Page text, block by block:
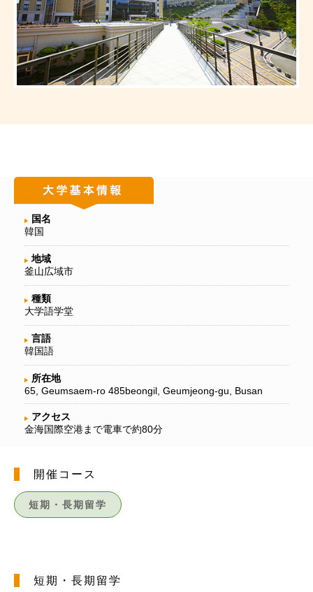
国名
韓国
地域
釜山広域市
種類
大学語学堂
言語
韓国語
所在地
65, Geumsaem-ro 485beongil, Geumjeong-gu, Busan
アクセス
金海国際空港まで電車で約80分
開催コース
短期・長期留学
短期・長期留学